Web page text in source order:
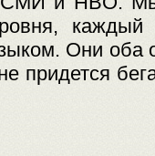
Они оба
придется